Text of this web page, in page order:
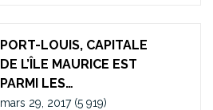
PORT-LOUIS, CAPITALE
DE L’ÎLE MAURICE EST
PARMI LES…
mars 29, 2017 (5 919)